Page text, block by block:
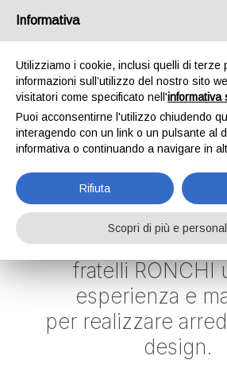
IT |
HOME AZIENDA
fratelli RONCHI
esperienza e
per realizzare
design.
Informativa
Utilizziamo i cookie, inclusi quelli di terze
informazioni sull’utilizzo del nostro sito
visitatori come specificato nell'informativa
Puoi acconsentirne l'utilizzo chiudendo
interagendo con un link o un pulsante al
informativa o continuando a navigare in
Rifiuta
Scopri di più e